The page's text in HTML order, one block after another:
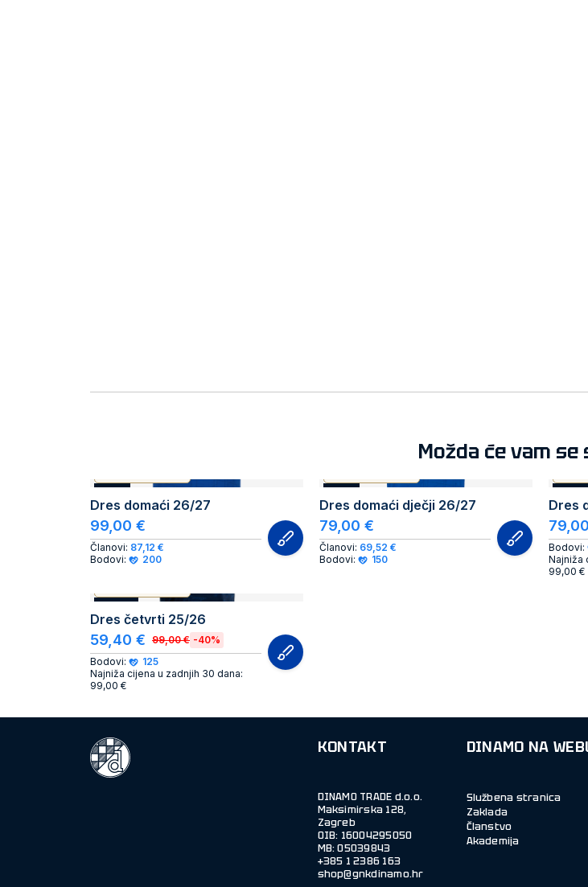
Možda će vam se
Dres domaći 26/27
99,00 €
Članovi: 87,12 €
Bodovi:
200
Dres domaći dječji 26/27
79,00 €
Članovi: 69,52 €
Bodovi:
150
Dres
Bodovi:
Najniža
99,00 €
Dres četvrti 25/26
59,40 € 99,00 € -40%
Bodovi:
125
Najniža cijena u zadnjih 30 dana:
99,00 €
KONTAKT
DINAMO TRADE d.o.o.
Maksimirska 128,
Zagreb
OIB: 16004295050
MB: 05039843
shop@gnkdinamo.hr
DINAMO NA
Službena stranica
Zaklada
Članstvo
Akademija